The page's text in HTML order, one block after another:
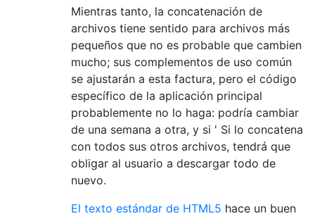
Mientras tanto, la concatenación de
archivos tiene sentido para archivos más
pequeños que no es probable que cambien
mucho; sus complementos de uso común
se ajustarán a esta factura, pero el código
específico de la aplicación principal
probablemente no lo haga: podría cambiar
de una semana a otra, y si ' Si lo concatena
con todos sus otros archivos, tendrá que
obligar al usuario a descargar todo de
nuevo.
El texto estándar de HTML5 hace un buen